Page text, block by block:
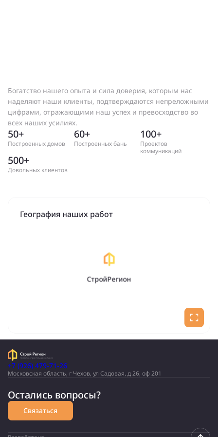
Богатство нашего опыта и сила доверия, которым нас
наделяют наши клиенты, подтверждаются непреложными
цифрами, отражающими наш успех и превосходство во
всех наших усилиях.
50+
Построенных домов
60+
Построенных бань
100+
Проектов
коммуникаций
500+
Довольных клиентов
География наших работ
СтройРегион
+7 (926) 479-71-26
Московская область, г Чехов, ул Садовая, д 26, оф 201
Остались вопросы?
Связаться